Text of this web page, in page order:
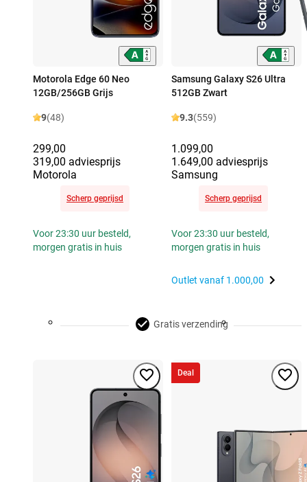
Motorola Edge 60 Neo
12GB/256GB Grijs
9(48)
299,00
319,00 adviesprijs
Motorola
Scherp geprijsd
Voor 23:30 uur besteld,
morgen gratis in huis
Samsung Galaxy S26 Ultra
512GB Zwart
9.3(559)
1.099,00
1.649,00 adviesprijs
Samsung
Scherp geprijsd
Voor 23:30 uur besteld,
morgen gratis in huis
Outlet vanaf 1.000,00
Gratis verzending
Deal